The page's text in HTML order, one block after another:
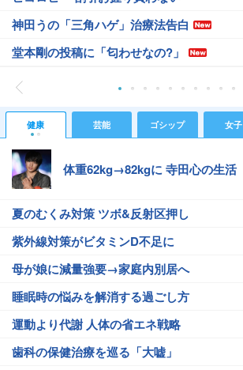
神田うの「三角ハゲ」治療法告白
堂本剛の投稿に「匂わせなの?」
健康 芸能 ゴシップ 女子
体重62kg→82kgに 寺田心の生活
夏のむくみ対策 ツボ&反射区押し
紫外線対策がビタミンD不足に
母が娘に減量強要→家庭内別居へ
睡眠時の悩みを解消する過ごし方
運動より代謝 人体の省エネ戦略
歯科の保健治療を巡る「大嘘」